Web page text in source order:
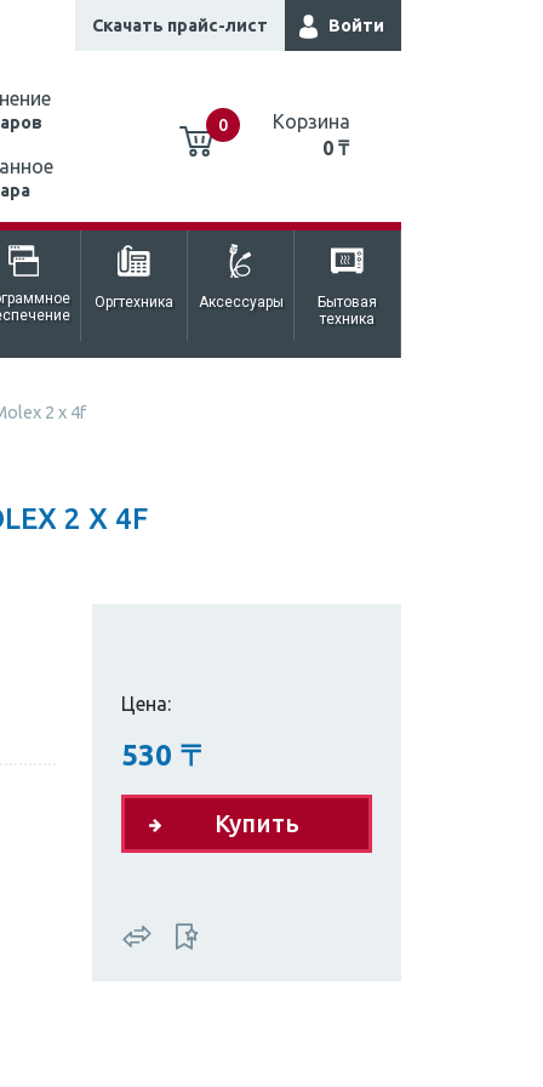
Скачать прайс-лист Войти
0
Корзина
0 ₸
0 ₸
Оргтехника Аксессуары
Бытовая
техника
2 x 4f
2 X 4F
Цена:
530 〒
Купить